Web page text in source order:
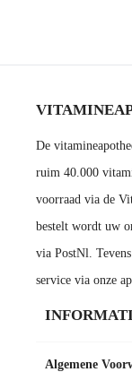
De
ruim 40.000
voorraad via de
bestelt wordt uw
via PostNl.
service via onze
Algemene